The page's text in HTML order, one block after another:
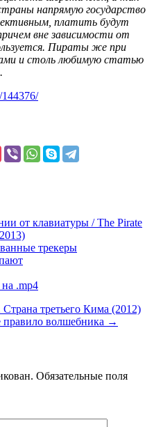
напрямую государство
платить будут
вне зависимости от
Пираты же при
и столь любимую статью
144376/
от клавиатуры / The Pirate
трекеры
.mp4
третьего Кима (2012)
волшебника →
Обязательные поля